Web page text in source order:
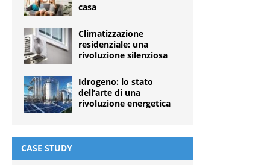
casa
Climatizzazione
residenziale: una
rivoluzione silenziosa
Idrogeno: lo stato
dell’arte di una
rivoluzione energetica
CASE STUDY